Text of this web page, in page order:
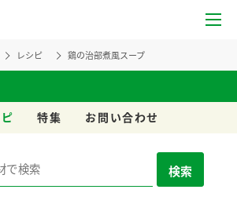
レシピ 鶏の治部煮風スープ
特集 お問い合わせ
検索